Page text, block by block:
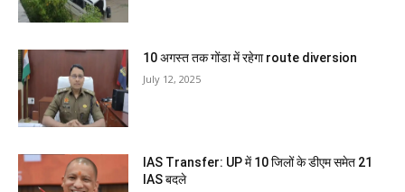
10 अगस्त तक गोंडा में रहेगा route diversion
July 12, 2025
IAS Transfer: UP में 10 जिलों के डीएम समेत 21
IAS बदले